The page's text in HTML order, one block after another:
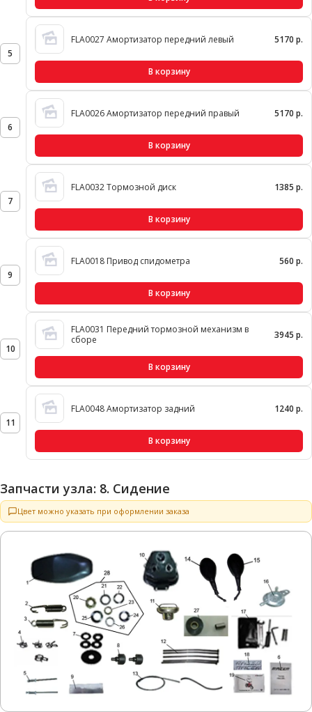
5
FLA0027 Амортизатор передний левый 5170 р.
В корзину
6
FLA0026 Амортизатор передний правый 5170 р.
В корзину
7
FLA0032 Тормозной диск 1385 р.
В корзину
9
FLA0018 Привод спидометра 560 р.
В корзину
10
FLA0031 Передний тормозной механизм в
сборе
3945 р.
В корзину
11
FLA0048 Амортизатор задний 1240 р.
В корзину
Запчасти узла: 8. Сидение
Цвет можно указать при оформлении заказа